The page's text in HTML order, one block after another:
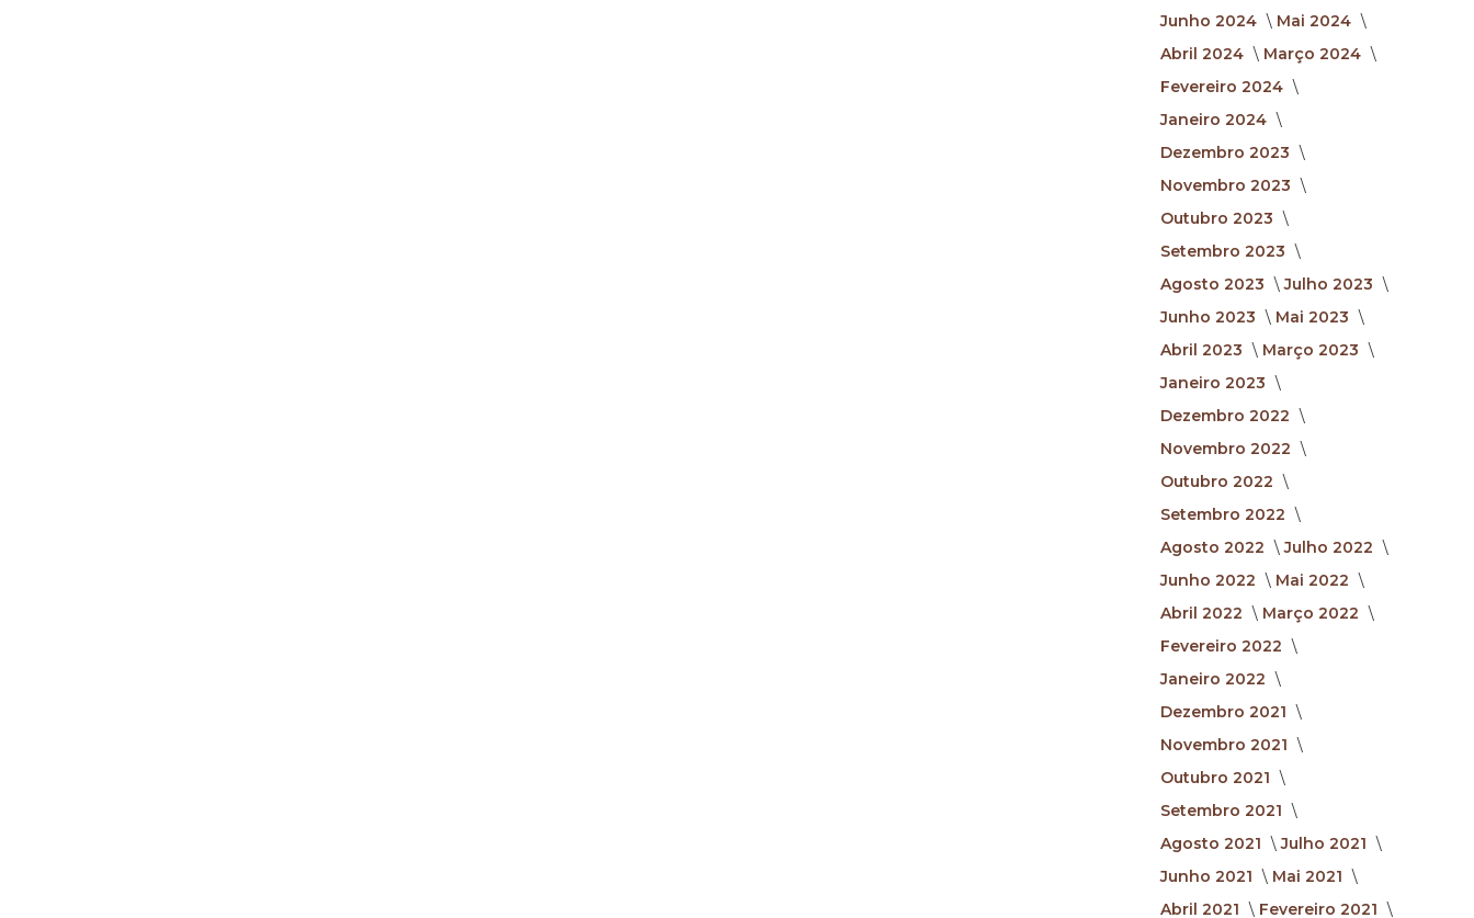
Junho 2024
Mai 2024
Abril 2024
Março 2024
Fevereiro 2024
Janeiro 2024
Dezembro 2023
Novembro 2023
Outubro 2023
Setembro 2023
Agosto 2023
Julho 2023
Junho 2023
Mai 2023
Abril 2023
Março 2023
Janeiro 2023
Dezembro 2022
Novembro 2022
Outubro 2022
Setembro 2022
Agosto 2022
Julho 2022
Junho 2022
Mai 2022
Abril 2022
Março 2022
Fevereiro 2022
Janeiro 2022
Dezembro 2021
Novembro 2021
Outubro 2021
Setembro 2021
Agosto 2021
Julho 2021
Junho 2021
Mai 2021
Abril 2021
Fevereiro 2021